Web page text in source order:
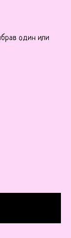
один или